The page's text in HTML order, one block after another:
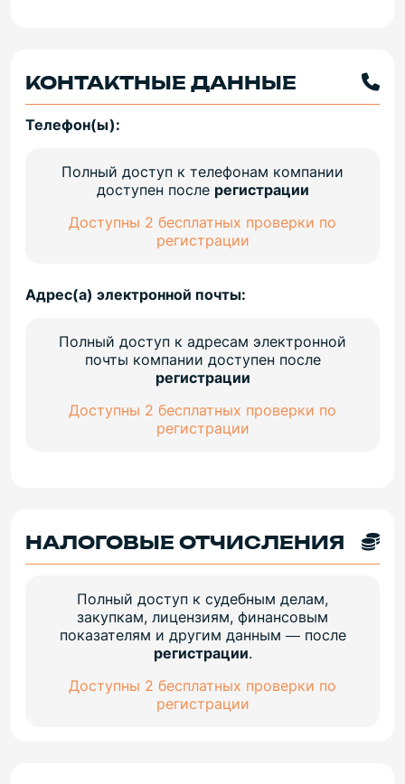
КОНТАКТНЫЕ ДАННЫЕ
Телефон(ы):
Полный доступ к телефонам компании
доступен после регистрации
Доступны 2 бесплатных проверки по
регистрации
Адрес(а) электронной почты:
Полный доступ к адресам электронной
почты компании доступен после
регистрации
Доступны 2 бесплатных проверки по
регистрации
НАЛОГОВЫЕ ОТЧИСЛЕНИЯ
Полный доступ к судебным делам,
закупкам, лицензиям, финансовым
показателям и другим данным — после
регистрации.
Доступны 2 бесплатных проверки по
регистрации